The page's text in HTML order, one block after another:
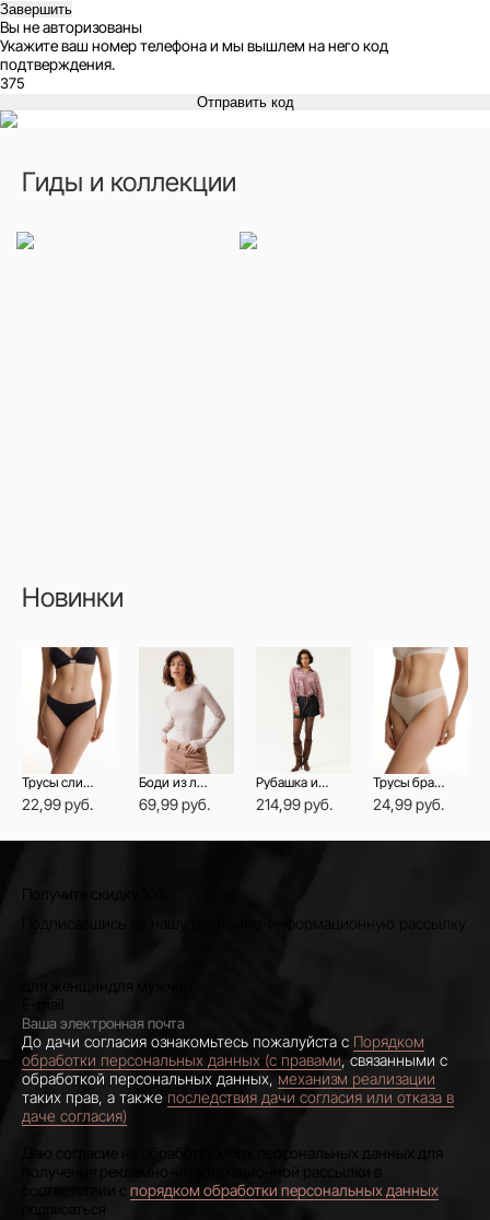
Завершить
Вы не авторизованы
Укажите ваш номер телефона и мы вышлем на него код
подтверждения.
Отправить код
Гиды и коллекции
Новинки
Трусы слип со средней линией талии NIGHT SHADOW
22,99 руб.
Боди из лиоцелла с длинными рукавами
69,99 руб.
Рубашка из фланели в клетку на кулиске
214,99 руб.
Трусы бразилиана из бамбука со средней линией талии DOUBLE LINES
24,99 руб.
Получите скидку 10%
Подписавшись на нашу рекламно-информационную рассылку.
для мужчин
До дачи согласия ознакомьтесь пожалуйста с Порядком
обработки персональных данных (с правами, связанными с
обработкой персональных данных, механизм реализации
таких прав, а также последствия дачи согласия или отказа в
даче согласия)
Даю согласие на обработку моих персональных данных для
получения рекламно-информационной рассылки в
соответствии с порядком обработки персональных данных